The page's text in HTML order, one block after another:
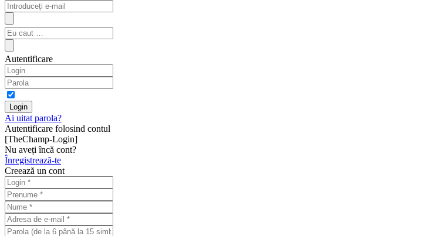
Autentificare
Ai uitat parola?
Autentificare folosind contul
[TheChamp-Login]
Nu aveți încă cont?
Înregistrează-te
Creează un cont